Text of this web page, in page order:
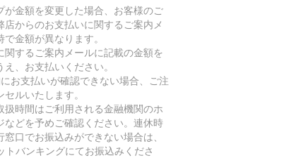
が金額を変更した場合、お客様のご
店からのお支払いに関するご案内メ
で金額が異なります。
関するご案内メールに記載の金額を
え、お支払いください。
にお支払いが確認できない場合、ご注
ルいたします。
扱時間はご利用される金融機関のホ
などを予めご確認ください。連休時
窓口でお振込みができない場合は、
トバンキングにてお振込みくださ